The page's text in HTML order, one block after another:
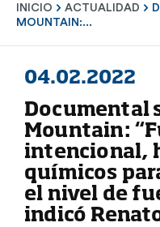
INICIO ACTUALIDAD
MOUNTAIN:...
04.02.2022
Documental
Mountain:
intencional,
químicos
el nivel de
indicó